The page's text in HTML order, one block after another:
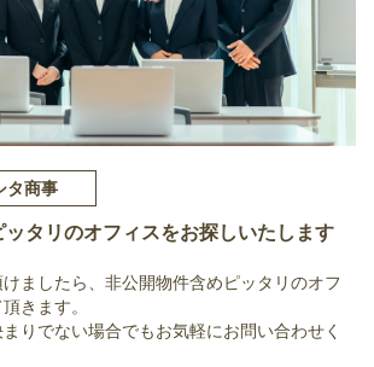
商事
タリのオフィスをお探しいたします
ましたら、非公開物件含めピッタリのオフ
きます。
りでない場合でもお気軽にお問い合わせく